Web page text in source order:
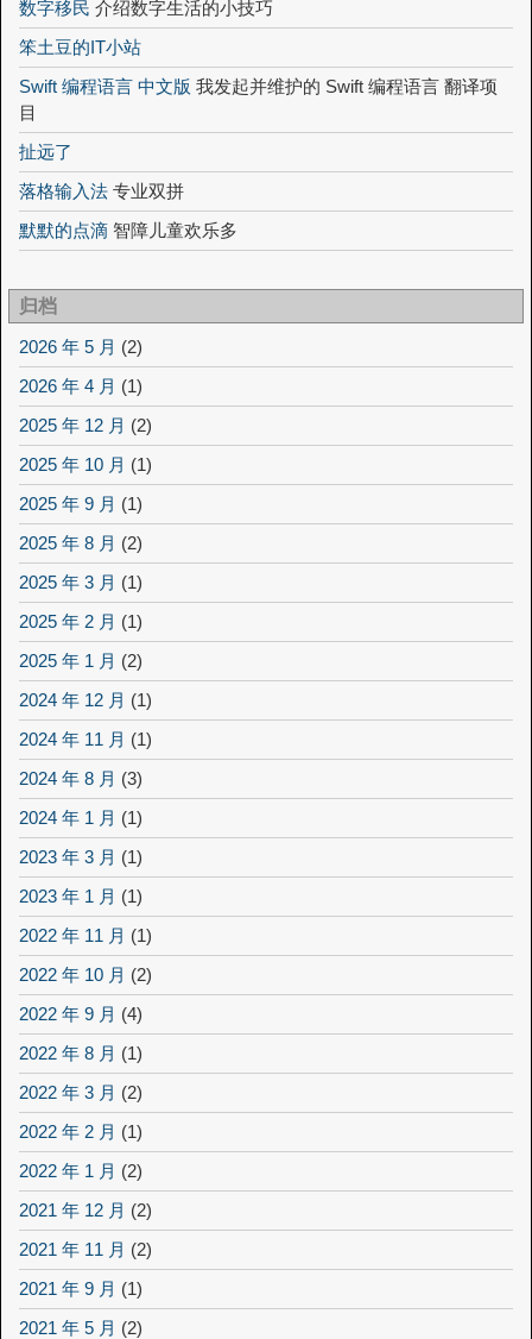
数字移民 介绍数字生活的小技巧
笨土豆的IT小站
Swift 编程语言 中文版 我发起并维护的 Swift 编程语言 翻译项
目
扯远了
落格输入法 专业双拼
默默的点滴 智障儿童欢乐多
归档
2026 年 5 月 (2)
2026 年 4 月 (1)
2025 年 12 月 (2)
2025 年 10 月 (1)
2025 年 9 月 (1)
2025 年 8 月 (2)
2025 年 3 月 (1)
2025 年 2 月 (1)
2025 年 1 月 (2)
2024 年 12 月 (1)
2024 年 11 月 (1)
2024 年 8 月 (3)
2024 年 1 月 (1)
2023 年 3 月 (1)
2023 年 1 月 (1)
2022 年 11 月 (1)
2022 年 10 月 (2)
2022 年 9 月 (4)
2022 年 8 月 (1)
2022 年 3 月 (2)
2022 年 2 月 (1)
2022 年 1 月 (2)
2021 年 12 月 (2)
2021 年 11 月 (2)
2021 年 9 月 (1)
2021 年 5 月 (2)